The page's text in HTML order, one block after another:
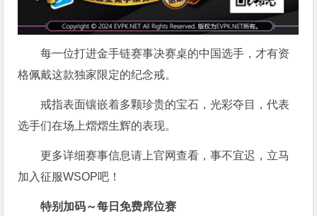
每一位打进金手链赛事决赛桌的中国选手，才有资
格佩戴这款独家限定的纪念戒。
戒指表面镶嵌着多颗珍贵的宝石，光彩夺目，代表
选手们在场上熠熠生辉的表现。
更多详细赛事信息请上官网查看，事不宜迟，立马
加入征服WSOP吧！
特别加码～每日免费席位赛